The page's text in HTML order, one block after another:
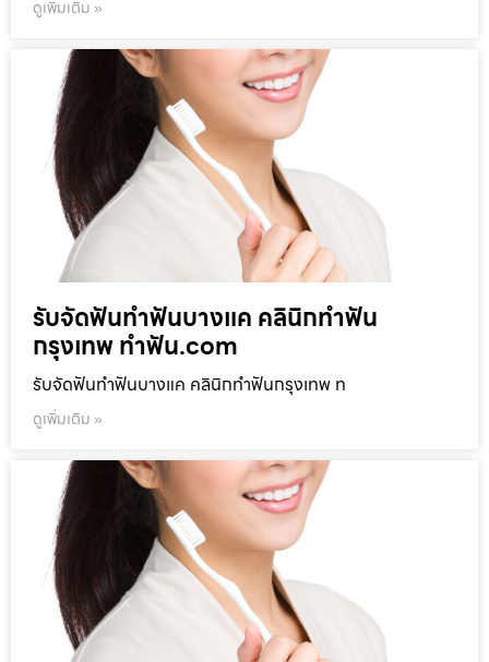
ดูเพิ่มเติม »
รับจัดฟันทำฟันบางแค คลินิกทำฟัน
กรุงเทพ ทำฟัน.com
รับจัดฟันทำฟันบางแค คลินิกทำฟันกรุงเทพ ท
ดูเพิ่มเติม »